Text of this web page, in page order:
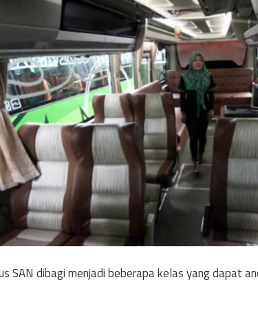
SAN dibagi menjadi beberapa kelas yang dapat